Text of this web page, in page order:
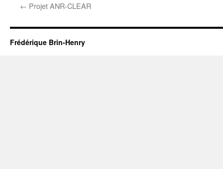
← Projet ANR-CLEAR
Frédérique Brin-Henry